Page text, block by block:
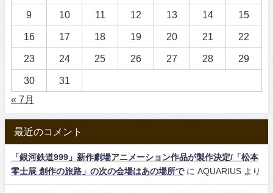
9 10 11 12 13 14 15
16 17 18 19 20 21 22
23 24 25 26 27 28 29
30
31
« 7月
最近のコメント
「銀河鉄道999」新作劇場アニメーション作品が製作決定/「松本
零士展 創作の旅路」の次の会場はあの場所でに AQUARIUS より